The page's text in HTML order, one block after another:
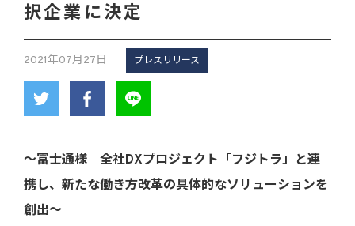
択企業に決定
2021年07月27日 プレスリリース
～富士通様 全社DXプロジェクト「フジトラ」と連
携し、新たな働き方改革の具体的なソリューションを
創出～